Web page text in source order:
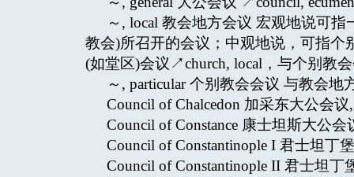
～, local 教会地方会议 宏观地说可
教会)所召开的会议；中观地说，可指
(如堂区)会议↗church, local，与个别教
～, particular 个别教会会议 与教会
Council of Chalcedon 加采东大公会
Council of Constance 康士坦斯大公
Council of Constantinople I 君士坦
Council of Constantinople II 君士坦